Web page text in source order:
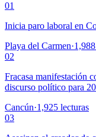
01
Inicia paro laboral en
Playa del Carmen·1,988
02
Fracasa manifestación
discurso político para
Cancún·1,925 lecturas
03